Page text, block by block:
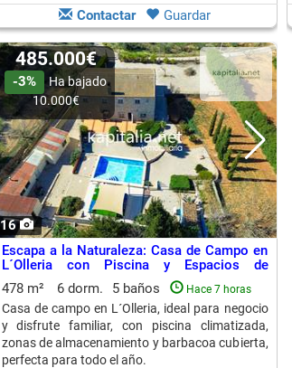
Contactar Guardar
16
485.000€
-3%
Ha bajado
10.000€
Escapa a la Naturaleza: Casa de Campo en
L´Olleria con Piscina y Espacios de
Entretenimiento
478 m² 6 dorm. 5 baños Hace 7 horas
Casa de campo en L´Olleria, ideal para negocio
y disfrute familiar, con piscina climatizada,
zonas de almacenamiento y barbacoa cubierta,
perfecta para todo el año.